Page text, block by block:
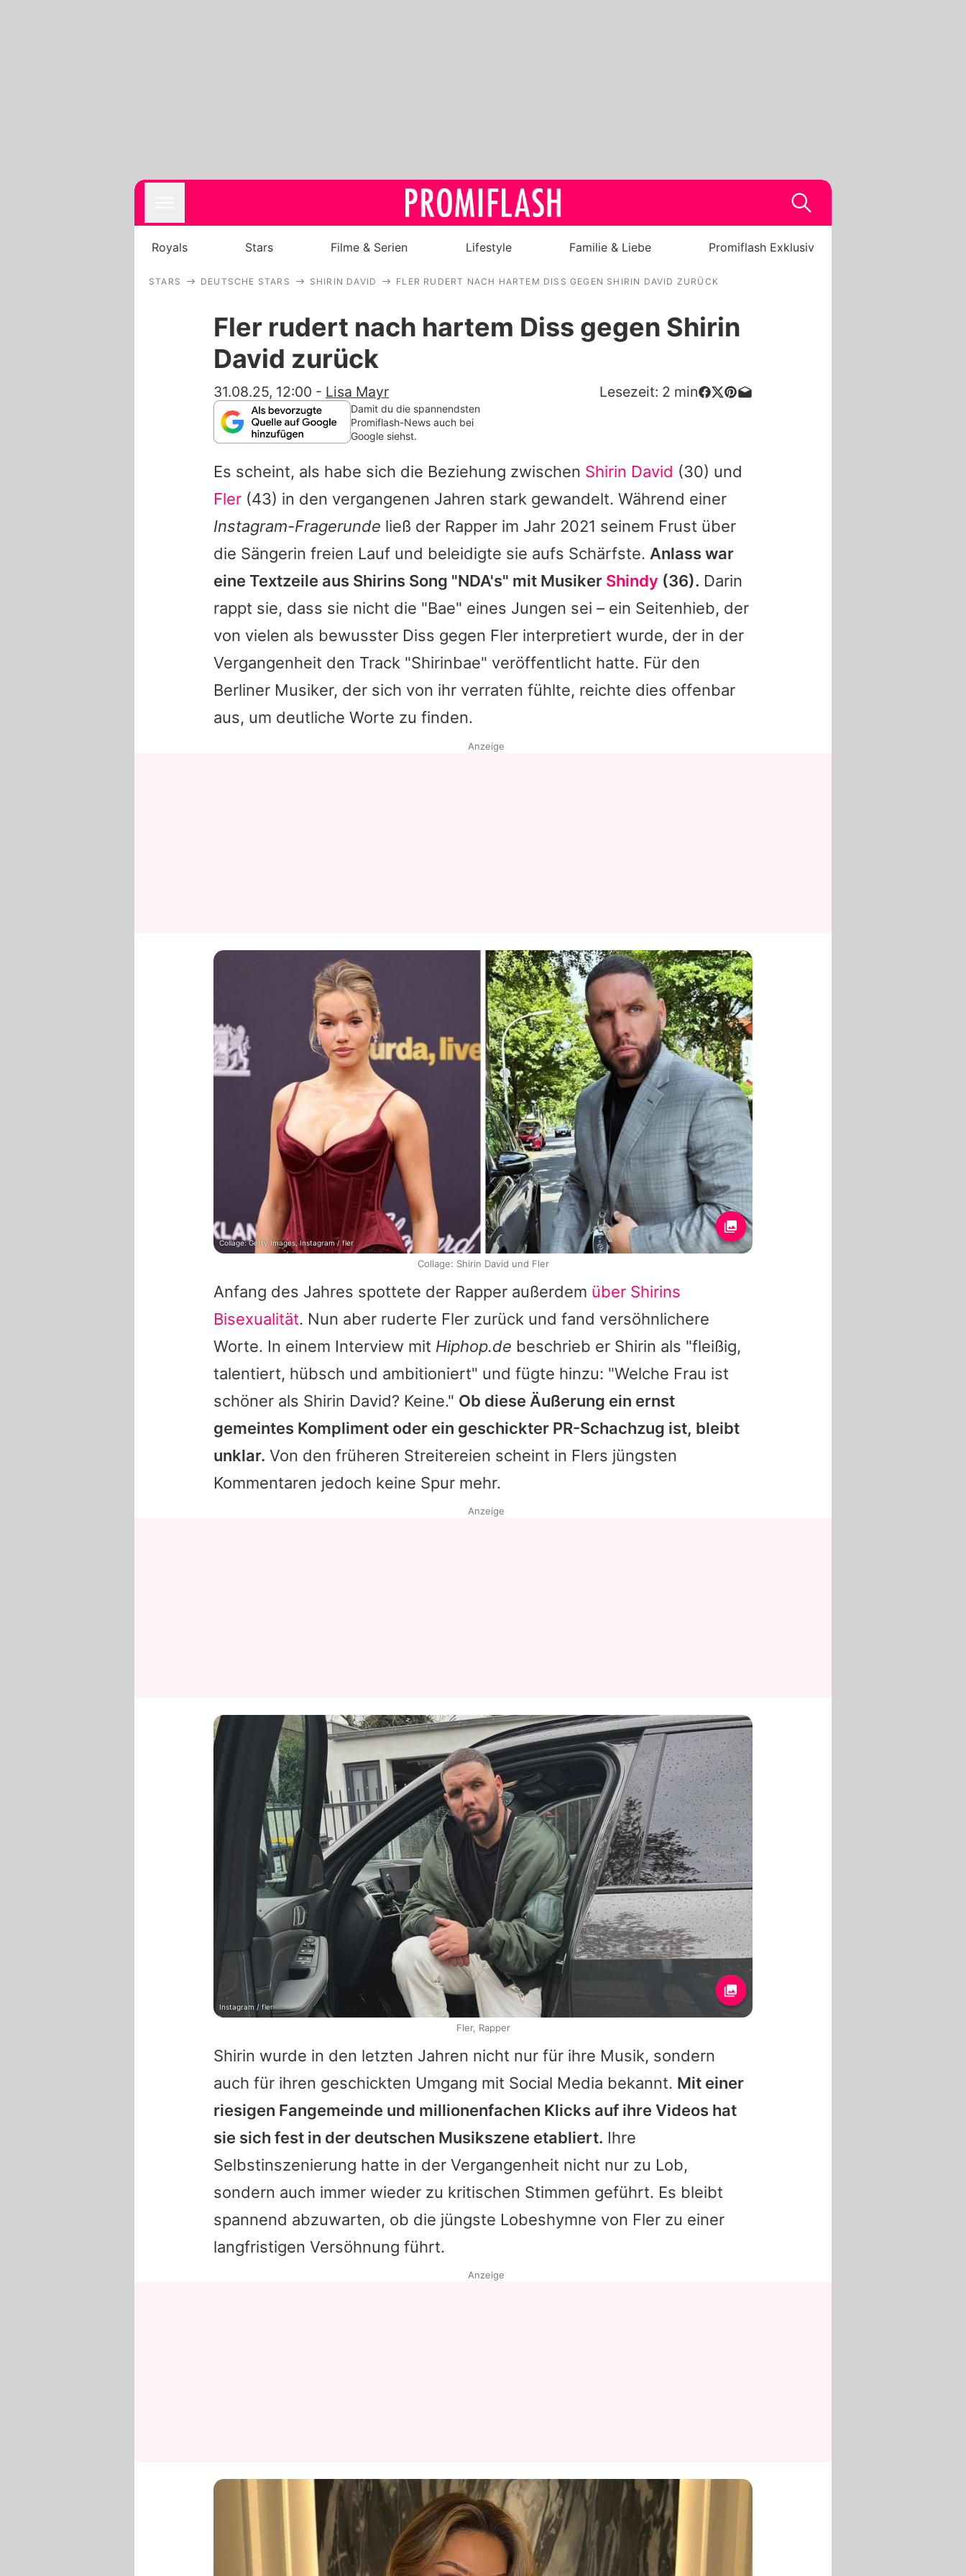
Royals
Stars
Familie & Liebe
Alle Themen auf Promiflash
App runterladen
Team
Redaktionelle Richtlinien
Impressum
Datenschutzerklärung
Nutzungsbedingungen
Royals Stars Filme & Serien Lifestyle Familie & Liebe Promiflash Exklusiv
STARS DEUTSCHE STARS SHIRIN DAVID FLER RUDERT NACH HARTEM DISS GEGEN SHIRIN DAVID ZURÜCK
Fler rudert nach hartem Diss gegen Shirin
David zurück
31.08.25, 12:00 - Lisa Mayr Lesezeit: 2 min
Damit du die spannendsten
Promiflash-News auch bei
Google siehst.
Es scheint, als habe sich die Beziehung zwischen Shirin David (30) und
Fler (43) in den vergangenen Jahren stark gewandelt. Während einer
Instagram-Fragerunde ließ der Rapper im Jahr 2021 seinem Frust über
die Sängerin freien Lauf und beleidigte sie aufs Schärfste. Anlass war
eine Textzeile aus Shirins Song "NDA's" mit Musiker Shindy (36). Darin
rappt sie, dass sie nicht die "Bae" eines Jungen sei – ein Seitenhieb, der
von vielen als bewusster Diss gegen Fler interpretiert wurde, der in der
Vergangenheit den Track "Shirinbae" veröffentlicht hatte. Für den
Berliner Musiker, der sich von ihr verraten fühlte, reichte dies offenbar
aus, um deutliche Worte zu finden.
Anfang des Jahres spottete der Rapper außerdem über Shirins
Bisexualität. Nun aber ruderte Fler zurück und fand versöhnlichere
Worte. In einem Interview mit Hiphop.de beschrieb er Shirin als "fleißig,
talentiert, hübsch und ambitioniert" und fügte hinzu: "Welche Frau ist
schöner als Shirin David? Keine." Ob diese Äußerung ein ernst
gemeintes Kompliment oder ein geschickter PR-Schachzug ist, bleibt
unklar. Von den früheren Streitereien scheint in Flers jüngsten
Kommentaren jedoch keine Spur mehr.
Shirin wurde in den letzten Jahren nicht nur für ihre Musik, sondern
auch für ihren geschickten Umgang mit Social Media bekannt. Mit einer
riesigen Fangemeinde und millionenfachen Klicks auf ihre Videos hat
sie sich fest in der deutschen Musikszene etabliert. Ihre
Selbstinszenierung hatte in der Vergangenheit nicht nur zu Lob,
sondern auch immer wieder zu kritischen Stimmen geführt. Es bleibt
spannend abzuwarten, ob die jüngste Lobeshymne von Fler zu einer
langfristigen Versöhnung führt.
Anzeige
Collage: Getty Images, Instagram / fler
Collage: Shirin David und Fler
Anzeige
Instagram / fler
Fler, Rapper
Anzeige